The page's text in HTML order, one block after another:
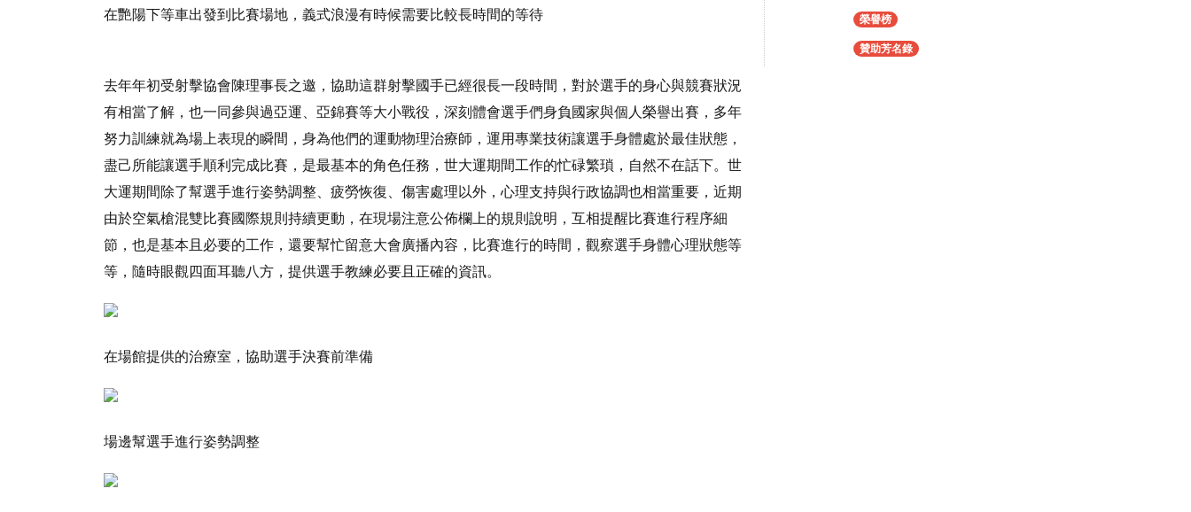
在艷陽下等車出發到比賽場地，義式浪漫有時候需要比較長時間的等待
去年年初受射擊協會陳理事長之邀，協助這群射擊國手已經很長一段時間，對於選手的身心與競賽狀況
有相當了解，也一同參與過亞運、亞錦賽等大小戰役，深刻體會選手們身負國家與個人榮譽出賽，多年
努力訓練就為場上表現的瞬間，身為他們的運動物理治療師，運用專業技術讓選手身體處於最佳狀態，
盡己所能讓選手順利完成比賽，是最基本的角色任務，世大運期間工作的忙碌繁瑣，自然不在話下。世
大運期間除了幫選手進行姿勢調整、疲勞恢復、傷害處理以外，心理支持與行政協調也相當重要，近期
由於空氣槍混雙比賽國際規則持續更動，在現場注意公佈欄上的規則說明，互相提醒比賽進行程序細
節，也是基本且必要的工作，還要幫忙留意大會廣播內容，比賽進行的時間，觀察選手身體心理狀態等
等，隨時眼觀四面耳聽八方，提供選手教練必要且正確的資訊。
在場館提供的治療室，協助選手決賽前準備
場邊幫選手進行姿勢調整
榮譽榜
贊助芳名錄